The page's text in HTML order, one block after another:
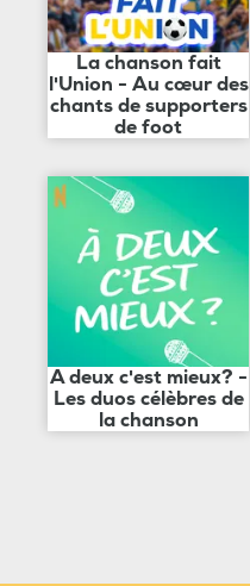
La chanson fait
l'Union - Au cœur des
chants de supporters
de foot
A deux c'est mieux? -
Les duos célèbres de
la chanson